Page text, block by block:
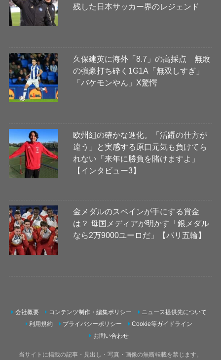
残した日本サッカー界のレジェンド
久保建英に海外「8.7」の高採点 無敗
の強豪打ち砕く1G1A「無双しすぎ」
「バケモンやん」X驚愕
欧州組の確かな進化。「活躍の仕方が
違う」と実感する原口元気も負けてら
れない「来年に勝負を賭けますよ」
【インタビュー3】
金メダルのスペインが手にする賞金
は？ 母国メディアが明かす「銀メダル
なら2万9000ユーロだ」【パリ五輪】
会社概要 コンテンツ制作・編集ポリシー
ニュース提供先について
利用規約
プライバシーポリシー
Cookie等ガイドライン
お問い合わせ
当サイトに掲載の記事・見出し・写真・画像の無断転載を禁じます。